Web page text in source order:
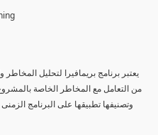
يعتبر برنامج بريمافيرا لتحليل المخاطر
من التعامل مع المخاطر الخاصة
وتصنيفها تطبيقها على البرنامج